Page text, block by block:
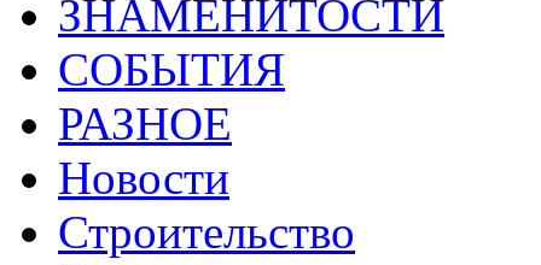
ЗНАМЕНИТОСТИ
СОБЫТИЯ
РАЗНОЕ
Новости
Строительство